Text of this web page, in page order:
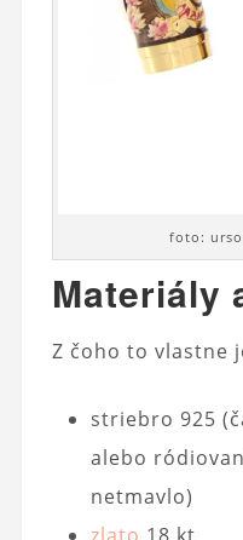
foto:
Materiály
Z čoho to vlastne
striebro 925
alebo
netmavlo)